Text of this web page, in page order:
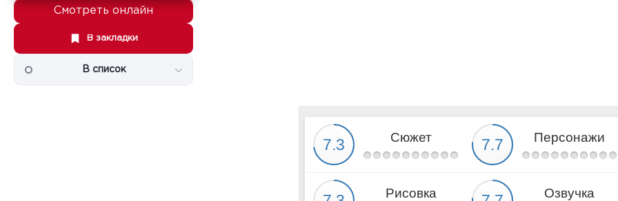
Смотреть онлайн
В закладки
В список
Сюжет Персонажи
Рисовка Озвучка